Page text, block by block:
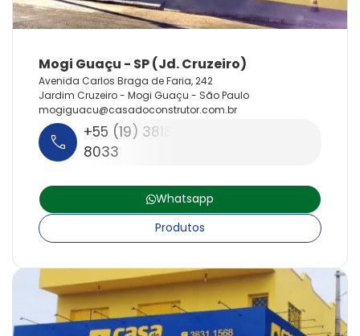
Avenida Carlos Braga de Faria, 242
Jardim Cruzeiro - Mogi Guaçu - São Paulo
mogiguacu@casadoconstrutor.com.br
+55 (19) 3818-3516 | (19) 3891-
8033
Whatsapp
Produtos